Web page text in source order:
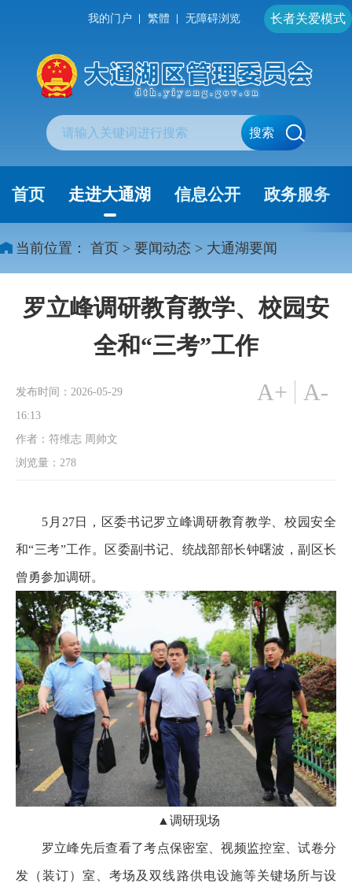
我的门户 繁體 无障碍浏览 长者关爱模式
搜索
首页 走进大通湖 信息公开 政务服务
当前位置： 首页 > 要闻动态 > 大通湖要闻
罗立峰调研教育教学、校园安
全和“三考”工作
发布时间：2026-05-29
16:13
作者：符维志 周帅文
浏览量： 278
A+ A-
5月27日，区委书记罗立峰调研教育教学、校园安全
和“三考”工作。区委副书记、统战部部长钟曙波，副区长
曾勇参加调研。
▲调研现场
罗立峰先后查看了考点保密室、视频监控室、试卷分
发（装订）室、考场及双线路供电设施等关键场所与设